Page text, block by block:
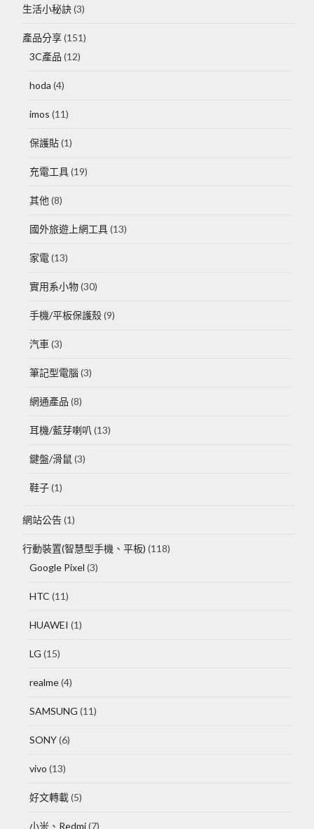
生活小秘訣(3)
產品分享(151)
3C產品 (12)
hoda (4)
imos (11)
保護貼(1)
充電工具(19)
其他(8)
國外旅遊上網工具(13)
家電(13)
實用系小物(30)
手機/平板保護殼(9)
汽車(3)
筆記型電腦(3)
網通產品 (8)
耳機/藍芽喇叭 (13)
鍵盤/滑鼠 (3)
鞋子(1)
網站公告(1)
行動裝置(智慧型手機、平板) (118)
Google Pixel (3)
HTC (11)
HUAWEI (1)
LG (15)
realme(4)
SAMSUNG (11)
SONY(6)
vivo (13)
好文轉載(5)
小米、Redmi(7)